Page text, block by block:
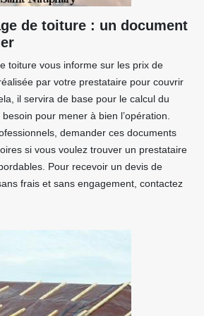
de toiture : un document
toiture vous informe sur les prix de
par votre prestataire pour couvrir
il servira de base pour le calcul du
pour mener à bien l’opération.
demander ces documents
si vous voulez trouver un prestataire
Pour recevoir un devis de
frais et sans engagement, contactez